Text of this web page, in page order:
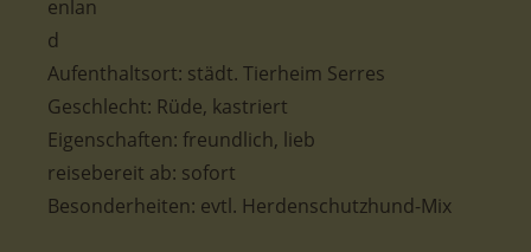
Aufenthaltsort: städt. Tierheim Serres
Geschlecht: Rüde, kastriert
Eigenschaften: freundlich, lieb
reisebereit ab: sofort
Besonderheiten: evtl. Herdenschutzhund-Mix